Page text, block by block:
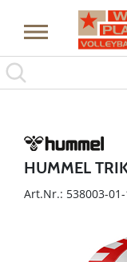
HUMMEL
Art.Nr.: 538003-01-